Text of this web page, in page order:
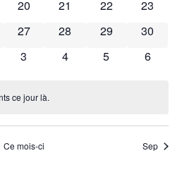
0 évènements
20 0 évènements
21 0 évènements
22 0
23
0 évènements
27 0 évènements
28 0 évènements
29 0
30
0 évènements
3 0 évènements
4 0 évènements
5 0
6
ce jour là.
Ce mois-ci Sep